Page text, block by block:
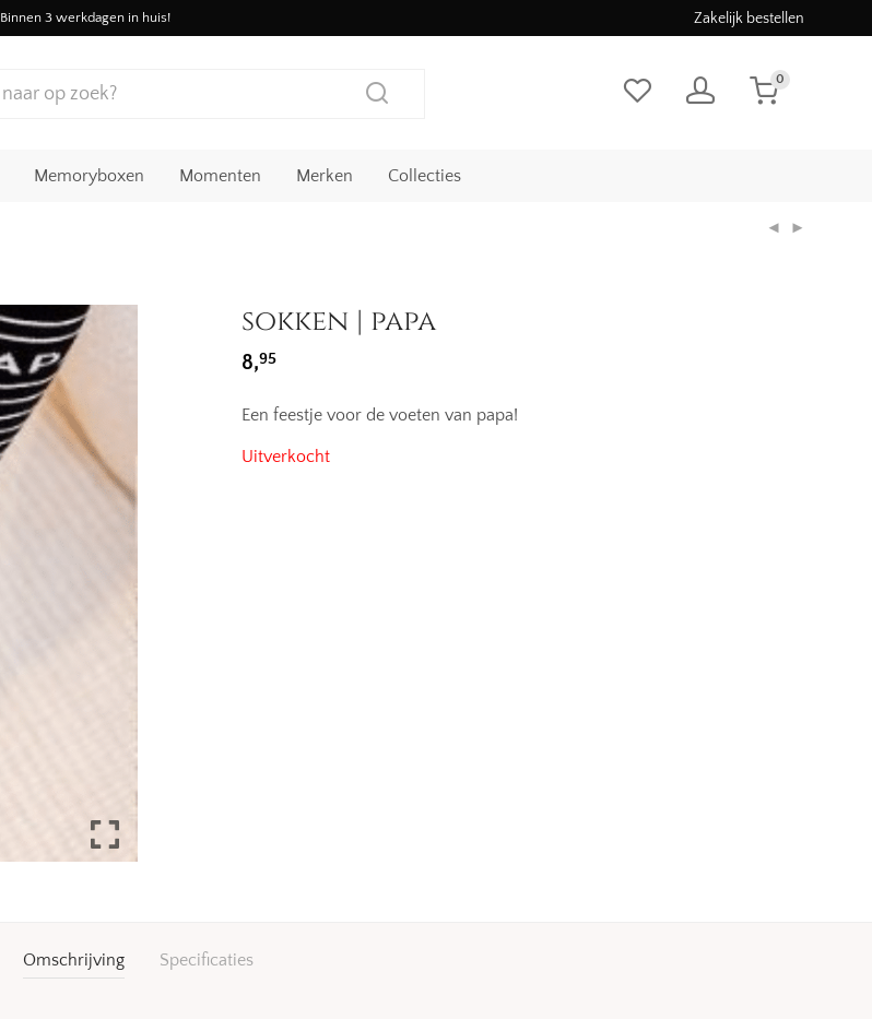
Binnen 3 werkdagen in huis! Zakelijk bestellen
0
Memoryboxen Momenten Merken Collecties
sokken | papa
8,95
Een feestje voor de voeten van papa!
Uitverkocht
Omschrijving Specificaties